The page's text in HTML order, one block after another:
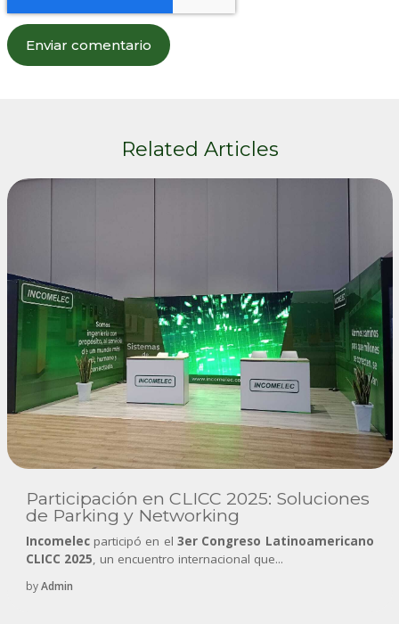
Related Articles
Participación en CLICC 2025: Soluciones
de Parking y Networking
Incomelecparticipó en el 3er Congreso Latinoamericano
CLICC 2025, un encuentro internacional que...
byAdmin